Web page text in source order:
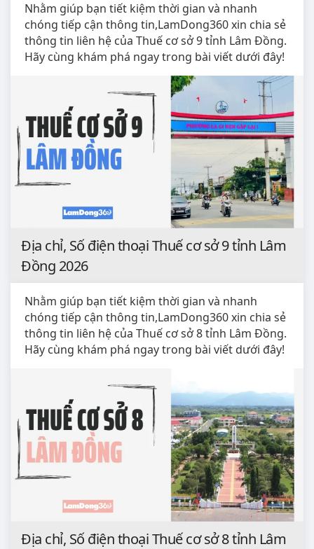
Nhằm giúp bạn tiết kiệm thời gian và nhanh
chóng tiếp cận thông tin,LamDong360 xin chia sẻ
thông tin liên hệ của Thuế cơ sở 9 tỉnh Lâm Đồng.
Hãy cùng khám phá ngay trong bài viết dưới đây!
Địa chỉ, Số điện thoại Thuế cơ sở 9 tỉnh Lâm
Đồng 2026
Nhằm giúp bạn tiết kiệm thời gian và nhanh
chóng tiếp cận thông tin,LamDong360 xin chia sẻ
thông tin liên hệ của Thuế cơ sở 8 tỉnh Lâm Đồng.
Hãy cùng khám phá ngay trong bài viết dưới đây!
Địa chỉ, Số điện thoại Thuế cơ sở 8 tỉnh Lâm